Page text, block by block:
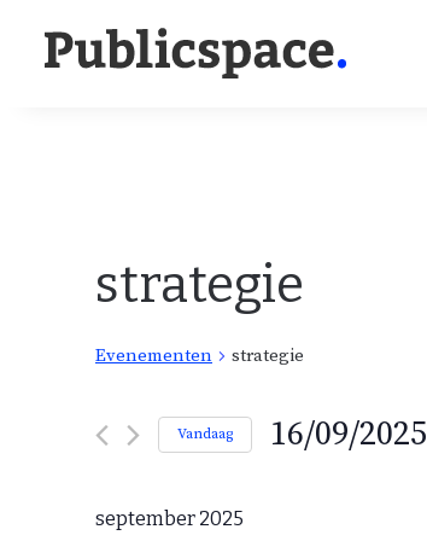
strategie
Evenementen strategie
E
v
e
Vandaag 16/09/2025
september 2025